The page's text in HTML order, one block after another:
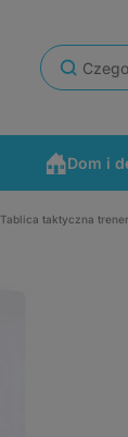
Dom i
Tablica taktyczna